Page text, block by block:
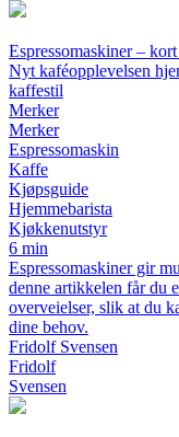
Espressomaskiner –
Nyt kaféopplevelsen
kaffestil
Merker
Merker
Espressomaskin
Kaffe
Kjøpsguide
Hjemmebarista
Kjøkkenutstyr
6 min
Espressomaskiner gir
denne artikkelen får du
overveielser, slik at du
dine behov.
Fridolf Svensen
Fridolf
Svensen